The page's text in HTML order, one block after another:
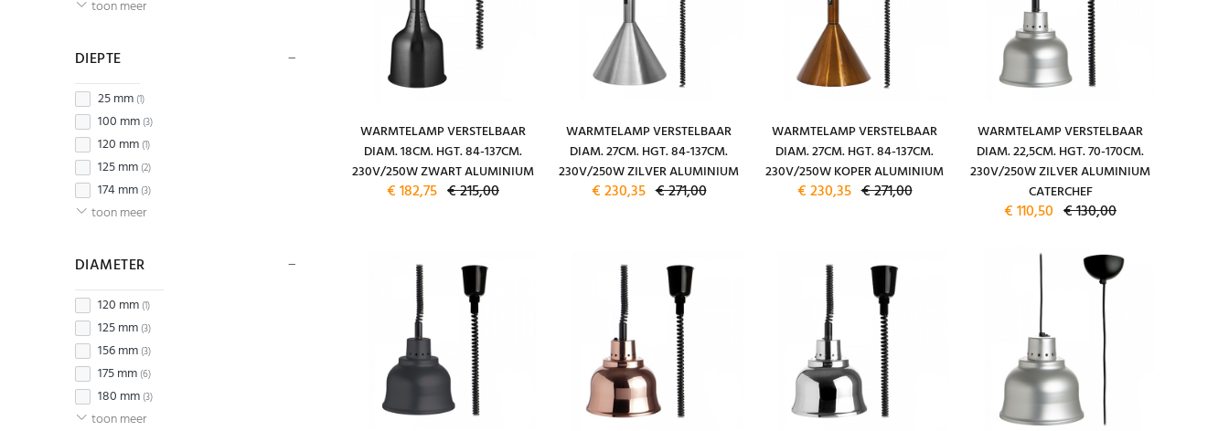
toon meer
DIEPTE
25 mm (1)
100 mm (3)
120 mm (1)
125 mm (2)
174 mm (3)
toon meer
DIAMETER
120 mm (1)
125 mm (3)
156 mm (3)
175 mm (6)
180 mm (3)
toon meer
WARMTELAMP VERSTELBAAR
DIAM. 18CM. HGT. 84-137CM.
230V/250W ZWART ALUMINIUM
€ 182,75 € 215,00
WARMTELAMP VERSTELBAAR
DIAM. 27CM. HGT. 84-137CM.
230V/250W ZILVER ALUMINIUM
€ 230,35 € 271,00
WARMTELAMP VERSTELBAAR
DIAM. 27CM. HGT. 84-137CM.
230V/250W KOPER ALUMINIUM
€ 230,35 € 271,00
WARMTELAMP VERSTELBAAR
DIAM. 22,5CM. HGT. 70-170CM.
230V/250W ZILVER ALUMINIUM
CATERCHEF
€ 110,50 € 130,00